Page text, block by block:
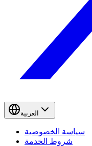
العربية
سياسة الخصوصية
شروط الخدمة